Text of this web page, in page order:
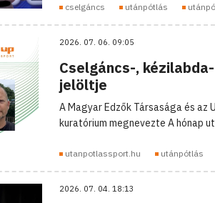
cselgáncs utánpótlás
2026. 07. 06. 09:05
Cselgáncs-,
jelöltje
A Magyar Edzők Társasága és
kuratórium megnevezte A hónap
utanpotlassport.hu utánpótlás
2026. 07. 04. 18:13